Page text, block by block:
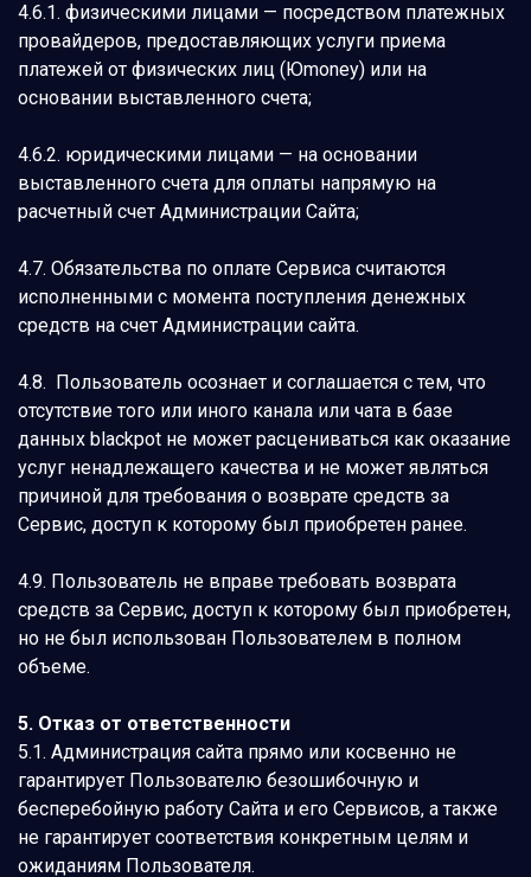
4.6.1. физическими лицами — посредством платежных
провайдеров, предоставляющих услуги приема
платежей от физических лиц (Юmoney) или на
основании выставленного счета;
4.6.2. юридическими лицами — на основании
выставленного счета для оплаты напрямую на
расчетный счет Администрации Сайта;
4.7. Обязательства по оплате Сервиса считаются
исполненными с момента поступления денежных
средств на счет Администрации сайта.
4.8. Пользователь осознает и соглашается с тем, что
отсутствие того или иного канала или чата в базе
данных blackpot не может расцениваться как оказание
услуг ненадлежащего качества и не может являться
причиной для требования о возврате средств за
Сервис, доступ к которому был приобретен ранее.
4.9. Пользователь не вправе требовать возврата
средств за Сервис, доступ к которому был приобретен,
но не был использован Пользователем в полном
объеме.
5. Отказ от ответственности
5.1. Администрация сайта прямо или косвенно не
гарантирует Пользователю безошибочную и
бесперебойную работу Сайта и его Сервисов, а также
не гарантирует соответствия конкретным целям и
ожиданиям Пользователя.